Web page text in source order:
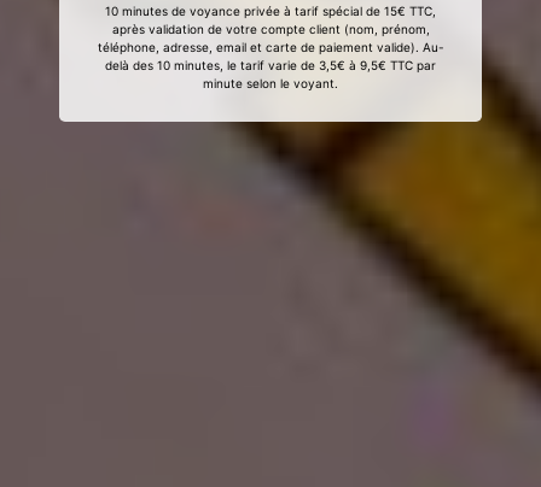
10 minutes de voyance privée à tarif spécial de 15€ TTC,
après validation de votre compte client (nom, prénom,
téléphone, adresse, email et carte de paiement valide). Au-
delà des 10 minutes, le tarif varie de 3,5€ à 9,5€ TTC par
minute selon le voyant.